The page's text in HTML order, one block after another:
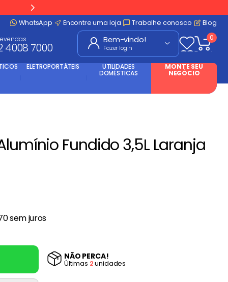
WhatsApp
Encontre uma loja Trabalhe conosco Blog
4008 7000 Fazer login
0
ELETROPORTÁTEIS UTILIDADES
DOMÉSTICAS
MONTE SEU
NEGÓCIO
Fundido 3,5L Laranja
sem juros
NÃO PERCA!
Últimas 2unidades